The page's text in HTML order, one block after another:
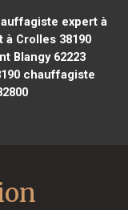
expert à
Crolles 38190
Blangy 62223
chauffagiste